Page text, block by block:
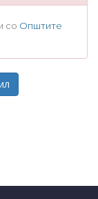
со Општите